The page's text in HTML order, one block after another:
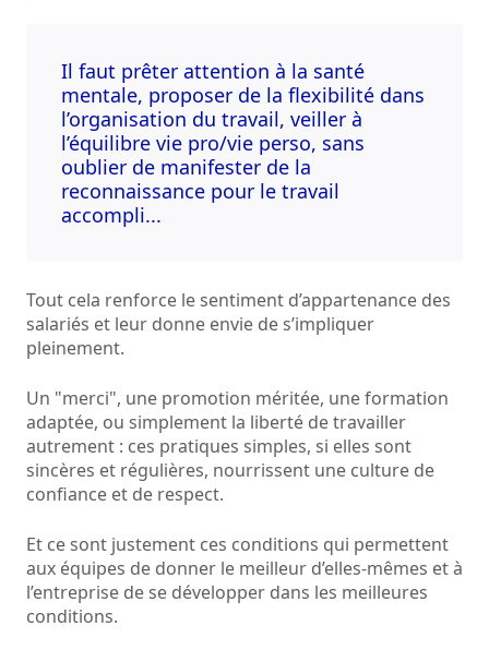
Il faut prêter attention à la santé
mentale, proposer de la flexibilité dans
l’organisation du travail, veiller à
l’équilibre vie pro/vie perso, sans
oublier de manifester de la
reconnaissance pour le travail
accompli...
Tout cela renforce le sentiment d’appartenance des
salariés et leur donne envie de s’impliquer
pleinement.
Un "merci", une promotion méritée, une formation
adaptée, ou simplement la liberté de travailler
autrement : ces pratiques simples, si elles sont
sincères et régulières, nourrissent une culture de
confiance et de respect.
Et ce sont justement ces conditions qui permettent
aux équipes de donner le meilleur d’elles-mêmes et à
l’entreprise de se développer dans les meilleures
conditions.